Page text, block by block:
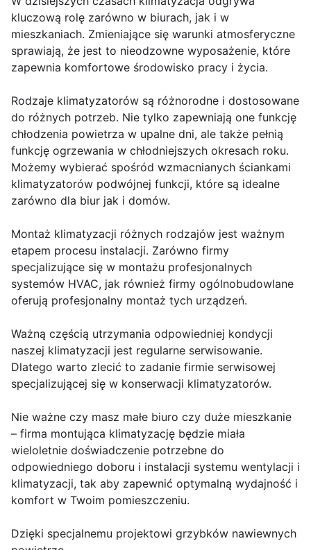
kluczową rolę zarówno w biurach, jak i w
mieszkaniach. Zmieniające się warunki atmosferyczne
sprawiają, że jest to nieodzowne wyposażenie, które
zapewnia komfortowe środowisko pracy i życia.
Rodzaje klimatyzatorów są różnorodne i dostosowane
do różnych potrzeb. Nie tylko zapewniają one funkcję
chłodzenia powietrza w upalne dni, ale także pełnią
funkcję ogrzewania w chłodniejszych okresach roku.
Możemy wybierać spośród wzmacnianych ściankami
klimatyzatorów podwójnej funkcji, które są idealne
zarówno dla biur jak i domów.
Montaż klimatyzacji różnych rodzajów jest ważnym
etapem procesu instalacji. Zarówno firmy
specjalizujące się w montażu profesjonalnych
systemów HVAC, jak również firmy ogólnobudowlane
oferują profesjonalny montaż tych urządzeń.
Ważną częścią utrzymania odpowiedniej kondycji
naszej klimatyzacji jest regularne serwisowanie.
Dlatego warto zlecić to zadanie firmie serwisowej
specjalizującej się w konserwacji klimatyzatorów.
Nie ważne czy masz małe biuro czy duże mieszkanie
– firma montująca klimatyzację będzie miała
wieloletnie doświadczenie potrzebne do
odpowiedniego doboru i instalacji systemu wentylacji i
klimatyzacji, tak aby zapewnić optymalną wydajność i
komfort w Twoim pomieszczeniu.
Dzięki specjalnemu projektowi grzybków nawiewnych